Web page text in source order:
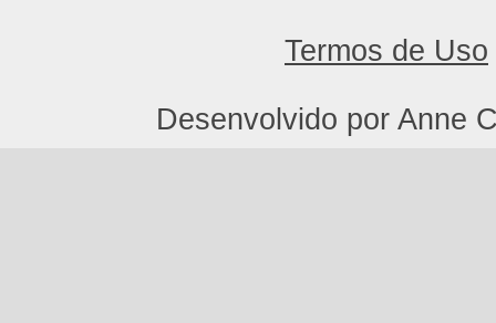
Termos de Uso
Desenvolvido por Anne